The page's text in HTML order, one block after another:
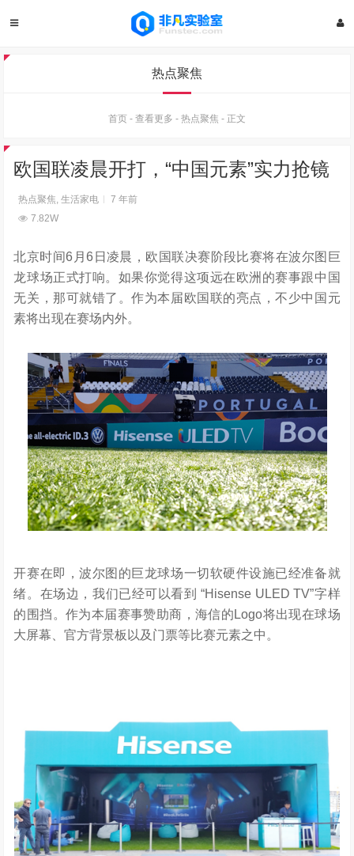
热点聚焦
首页 - 查看更多 - 热点聚焦 - 正文
欧国联凌晨开打，“中国元素”实力抢镜
热点聚焦,生活家电
7 年前
7.82W
北京时间6月6日凌晨，欧国联决赛阶段比赛将在波尔图巨
龙球场正式打响。如果你觉得这项远在欧洲的赛事跟中国
无关，那可就错了。作为本届欧国联的亮点，不少中国元
素将出现在赛场内外。
开赛在即，波尔图的巨龙球场一切软硬件设施已经准备就
绪。在场边，我们已经可以看到 “Hisense ULED TV”字样
的围挡。作为本届赛事赞助商，海信的Logo将出现在球场
大屏幕、官方背景板以及门票等比赛元素之中。